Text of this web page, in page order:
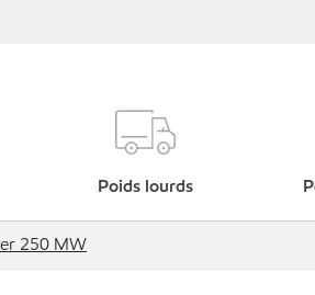
Poids lourds
250 MW